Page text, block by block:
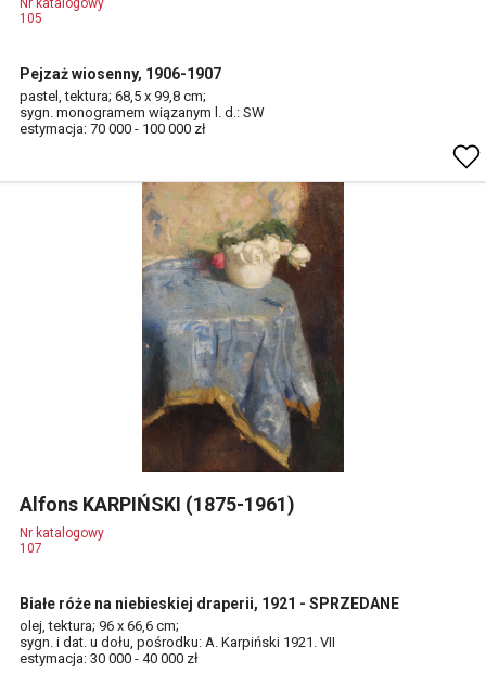
Nr katalogowy
105
Pejzaż wiosenny, 1906-1907
pastel, tektura; 68,5 x 99,8 cm;
sygn. monogramem wiązanym l. d.: SW
estymacja: 70 000 - 100 000 zł
Alfons KARPIŃSKI (1875-1961)
Nr katalogowy
107
Białe róże na niebieskiej draperii, 1921 - SPRZEDANE
olej, tektura; 96 x 66,6 cm;
sygn. i dat. u dołu, pośrodku: A. Karpiński 1921. VII
estymacja: 30 000 - 40 000 zł